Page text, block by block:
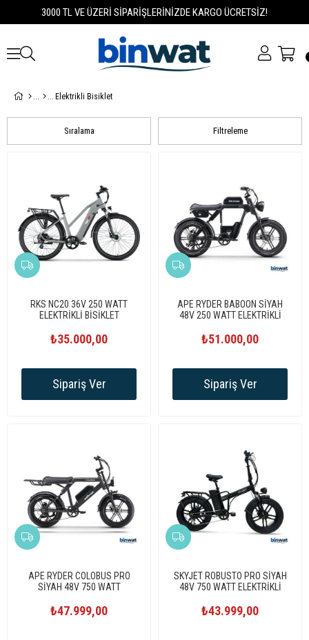
3000 TL VE ÜZERİ SİPARİŞLERİNİZDE KARGO ÜCRETSİZ!
Elektrikli Bisiklet
Filtreleme
Sıralama
RKS NC20 36V 250 WATT
ELEKTRİKLİ BİSİKLET
₺35.000,00
Sipariş Ver
APE RYDER BABOON SİYAH
48V 250 WATT ELEKTRİKLİ
₺51.000,00
Sipariş Ver
APE RYDER COLOBUS PRO
SİYAH 48V 750 WATT
₺47.999,00
SKYJET ROBUSTO PRO SİYAH
48V 750 WATT ELEKTRİKLİ
₺43.999,00